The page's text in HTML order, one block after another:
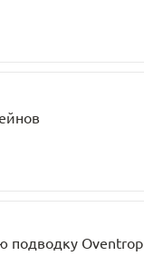
подводку Oventrop